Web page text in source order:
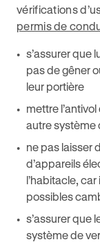
vérifications
permis de
s’assurer que
pas de gêner
leur portière
mettre
autre système
ne pas laisser
d’appareils
l’habitacle,
possibles
s’assurer que
système de